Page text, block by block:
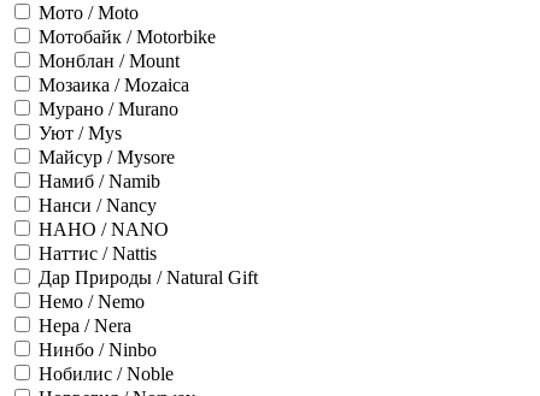
Мото / Moto
Мотобайк / Motorbike
Монблан / Mount
Мозаика / Mozaica
Мурано / Murano
Уют / Mys
Майсур / Mysore
Намиб / Namib
Нанси / Nancy
НАНО / NANO
Наттис / Nattis
Дар Природы / Natural Gift
Немо / Nemo
Нера / Nera
Нинбо / Ninbo
Нобилис / Noble